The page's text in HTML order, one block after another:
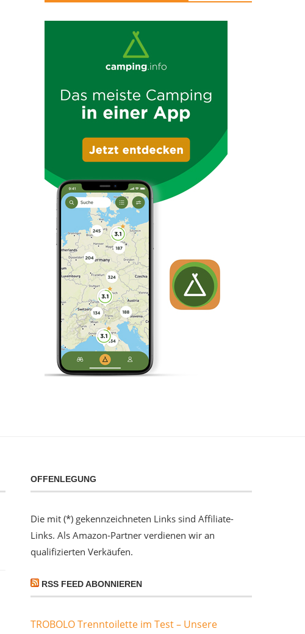
OFFENLEGUNG
Die mit (*) gekennzeichneten Links sind Affiliate-
Links. Als Amazon-Partner verdienen wir an
qualifizierten Verkäufen.
RSS FEED ABONNIEREN
TROBOLO Trenntoilette im Test – Unsere